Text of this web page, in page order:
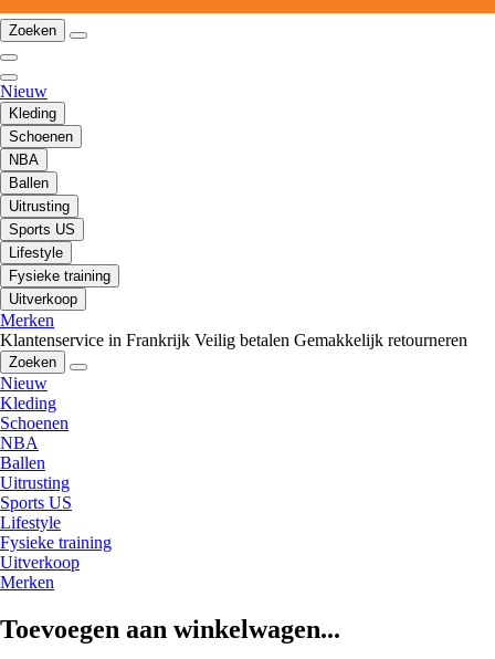
Zoeken
Nieuw
Kleding
Schoenen
NBA
Ballen
Uitrusting
Sports US
Lifestyle
Fysieke training
Uitverkoop
Merken
Klantenservice in Frankrijk Veilig betalen Gemakkelijk retourneren
Zoeken
Nieuw
Kleding
Schoenen
NBA
Ballen
Uitrusting
Sports US
Lifestyle
Fysieke training
Uitverkoop
Merken
Toevoegen aan winkelwagen...